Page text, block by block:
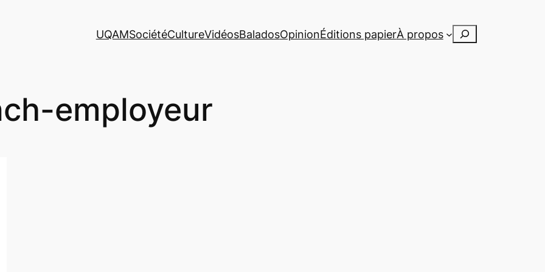
UQAMSociétéCultureVidéosBaladosOpinionÉditions papierÀ propos Rechercher
employeur